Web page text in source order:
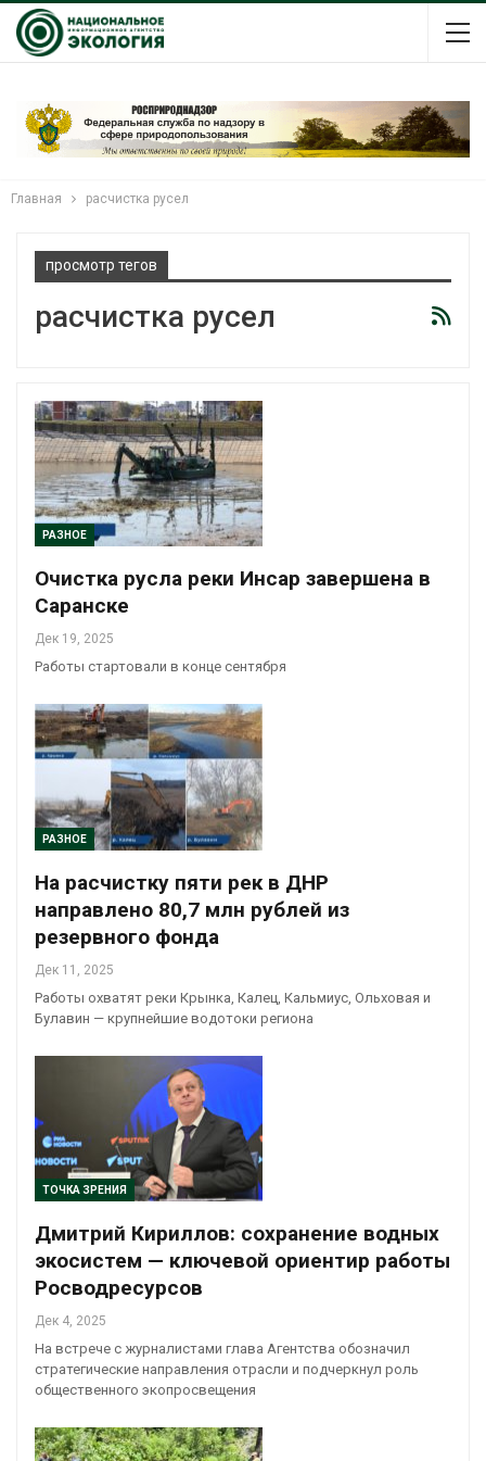
Главная расчистка русел
просмотр тегов
расчистка русел
РАЗНОЕ
Очистка русла реки Инсар завершена в
Саранске
Дек 19, 2025
Работы стартовали в конце сентября
РАЗНОЕ
На расчистку пяти рек в ДНР
направлено 80,7 млн рублей из
резервного фонда
Дек 11, 2025
Работы охватят реки Крынка, Калец, Кальмиус, Ольховая и
Булавин — крупнейшие водотоки региона
ТОЧКА ЗРЕНИЯ
Дмитрий Кириллов: сохранение водных
экосистем — ключевой ориентир работы
Росводресурсов
Дек 4, 2025
На встрече с журналистами глава Агентства обозначил
стратегические направления отрасли и подчеркнул роль
общественного экопросвещения